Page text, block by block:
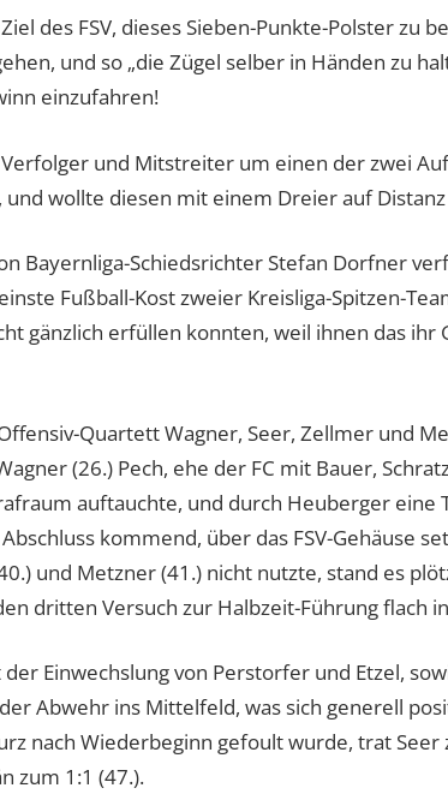
des FSV, dieses Sieben-Punkte-Polster zu
und so „die Zügel selber in Händen zu
einzufahren!
und Mitstreiter um einen der zwei
wollte diesen mit einem Dreier auf
Bayernliga-Schiedsrichter Stefan Dorfner
Fußball-Kost zweier Kreisliga-Spitzen-
gänzlich erfüllen konnten, weil ihnen das ihr
Quartett Wagner, Seer, Zellmer und
(26.) Pech, ehe der FC mit Bauer,
auftauchte, und durch Heuberger eine
kommend, über das FSV-Gehäuse
und Metzner (41.) nicht nutzte, stand es
dritten Versuch zur Halbzeit-Führung flach
Einwechslung von Perstorfer und Etzel,
Abwehr ins Mittelfeld, was sich generell
nach Wiederbeginn gefoult wurde, trat Seer
zum 1:1 (47.).